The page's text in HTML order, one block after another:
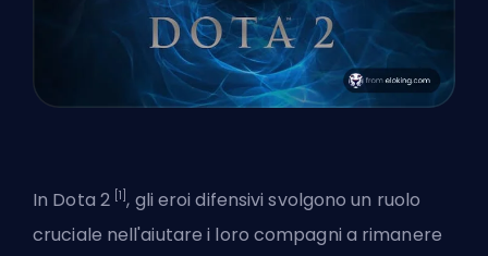
In Dota 2 [1] , gli eroi difensivi svolgono un ruolo
cruciale nell'aiutare i loro compagni a rimanere